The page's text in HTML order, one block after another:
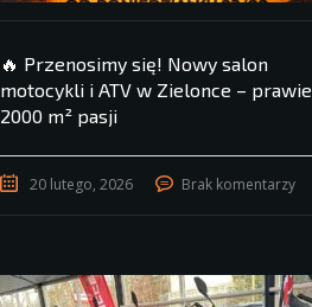
🔥 Przenosimy się! Nowy salon
motocykli i ATV w Zielonce – prawie
2000 m² pasji
20 lutego, 2026 Brak komentarzy